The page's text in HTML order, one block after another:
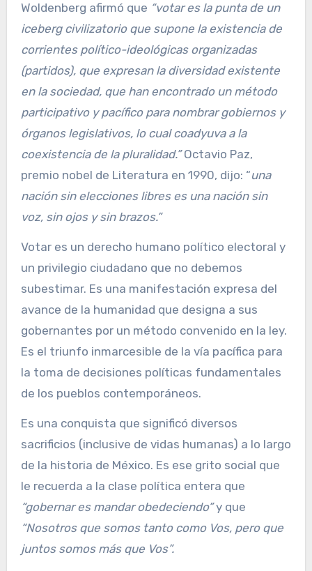
Woldenberg afirmó que “votar es la punta de un
iceberg civilizatorio que supone la existencia de
corrientes político-ideológicas organizadas
(partidos), que expresan la diversidad existente
en la sociedad, que han encontrado un método
participativo y pacífico para nombrar gobiernos y
órganos legislativos, lo cual coadyuva a la
coexistencia de la pluralidad.”Octavio Paz,
premio nobel de Literatura en 1990, dijo: “una
nación sin elecciones libres es una nación sin
voz, sin ojos y sin brazos.”
Votar es un derecho humano político electoral y
un privilegio ciudadano que no debemos
subestimar. Es una manifestación expresa del
avance de la humanidad que designa a sus
gobernantes por un método convenido en la ley.
Es el triunfo inmarcesible de la vía pacífica para
la toma de decisiones políticas fundamentales
de los pueblos contemporáneos.
Es una conquista que significó diversos
sacrificios (inclusive de vidas humanas) a lo largo
de la historia de México. Es ese grito social que
le recuerda a la clase política entera que
“gobernar es mandar obedeciendo”y que
“Nosotros que somos tanto como Vos, pero que
juntos somos más que Vos”.